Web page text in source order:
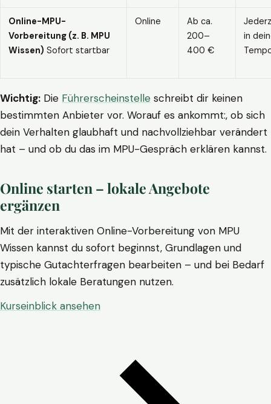
Online-MPU-
Vorbereitung (z. B. MPU
Wissen) Sofort startbar
Online
Ab ca.
200–
400 €
in
Wichtig: Die Führerscheinstelle schreibt dir keinen
bestimmten Anbieter vor. Worauf es ankommt:, ob sich
dein Verhalten glaubhaft und nachvollziehbar verändert
hat – und ob du das im MPU-Gespräch erklären kannst.
Online starten – lokale Angebote
ergänzen
Mit der interaktiven Online-Vorbereitung von MPU
Wissen kannst du sofort beginnst, Grundlagen und
typische Gutachterfragen bearbeiten – und bei Bedarf
zusätzlich lokale Beratungen nutzen.
Kurseinblick ansehen